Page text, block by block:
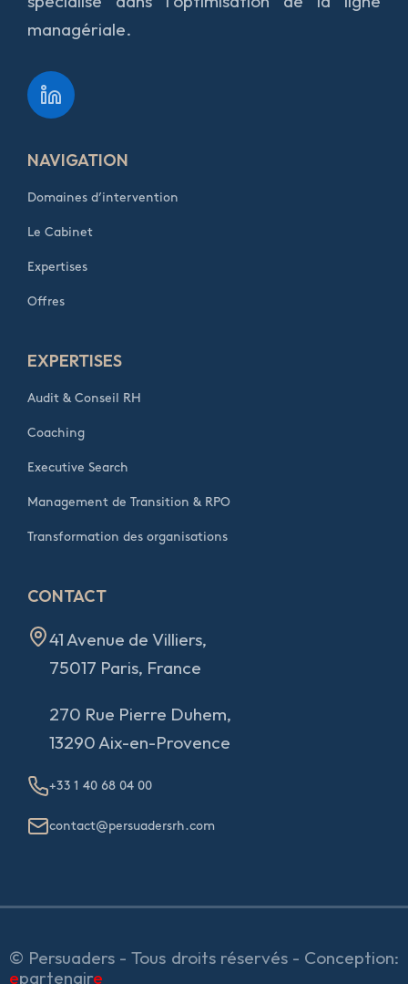
managériale.
NAVIGATION
Domaines d’intervention
Le Cabinet
Expertises
Offres
EXPERTISES
Audit & Conseil RH
Coaching
Executive Search
Management de Transition & RPO
Transformation des organisations
CONTACT
41 Avenue de Villiers,
75017 Paris, France
270 Rue Pierre Duhem,
13290 Aix-en-Provence
+33 1 40 68 04 00
contact@persuadersrh.com
© Persuaders - Tous droits réservés - Conception:
epartenaire